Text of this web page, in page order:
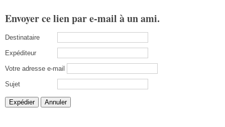
Envoyer ce lien par e-mail à un ami.
Destinataire
Expéditeur
Votre adresse e-mail
Sujet
Expédier Annuler